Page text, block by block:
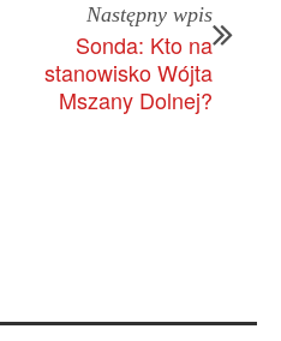
Następny wpis
Sonda: Kto na
stanowisko Wójta
Mszany Dolnej?